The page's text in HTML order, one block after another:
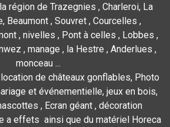
région de Trazegnies , Charleroi, La
Beaumont , Souvret , Courcelles ,
, nivelles , Pont à celles , Lobbes ,
, manage , la Hestre , Anderlues ,
monceau ...
de châteaux gonflables, Photo
et événementielle, jeux en bois,
, Ecran géant , décoration
a effets ainsi que du matériel Horeca